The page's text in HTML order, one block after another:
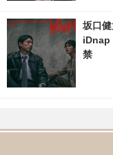
坂口
iDnap
禁